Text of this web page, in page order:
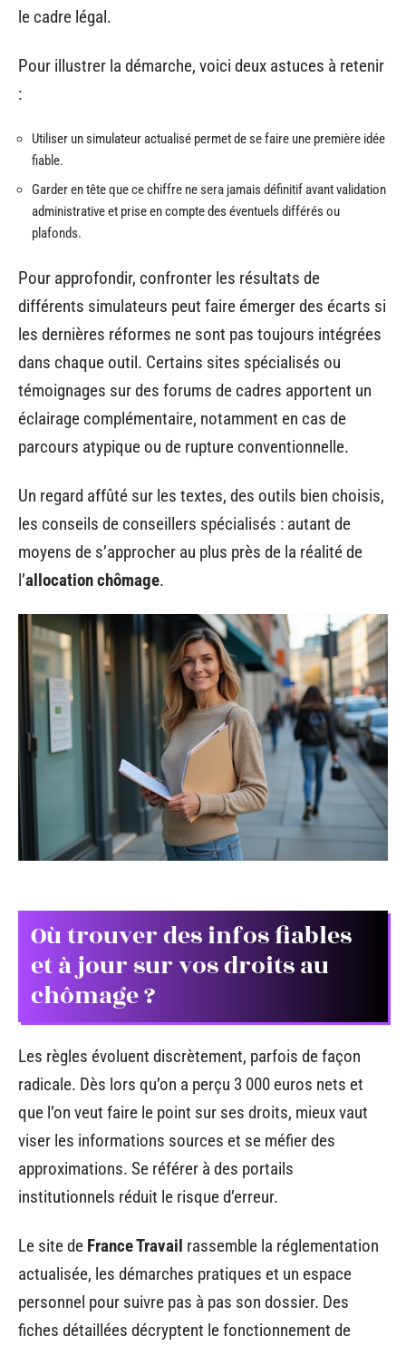
le cadre légal.
Pour illustrer la démarche, voici deux astuces à retenir
:
Utiliser un simulateur actualisé permet de se faire une première idée
fiable.
Garder en tête que ce chiffre ne sera jamais définitif avant validation
administrative et prise en compte des éventuels différés ou
plafonds.
Pour approfondir, confronter les résultats de
différents simulateurs peut faire émerger des écarts si
les dernières réformes ne sont pas toujours intégrées
dans chaque outil. Certains sites spécialisés ou
témoignages sur des forums de cadres apportent un
éclairage complémentaire, notamment en cas de
parcours atypique ou de rupture conventionnelle.
Un regard affûté sur les textes, des outils bien choisis,
les conseils de conseillers spécialisés : autant de
moyens de s’approcher au plus près de la réalité de
l’allocation chômage.
Où trouver des infos fiables
et à jour sur vos droits au
chômage ?
Les règles évoluent discrètement, parfois de façon
radicale. Dès lors qu’on a perçu 3 000 euros nets et
que l’on veut faire le point sur ses droits, mieux vaut
viser les informations sources et se méfier des
approximations. Se référer à des portails
institutionnels réduit le risque d’erreur.
Le site de France Travail rassemble la réglementation
actualisée, les démarches pratiques et un espace
personnel pour suivre pas à pas son dossier. Des
fiches détaillées décryptent le fonctionnement de